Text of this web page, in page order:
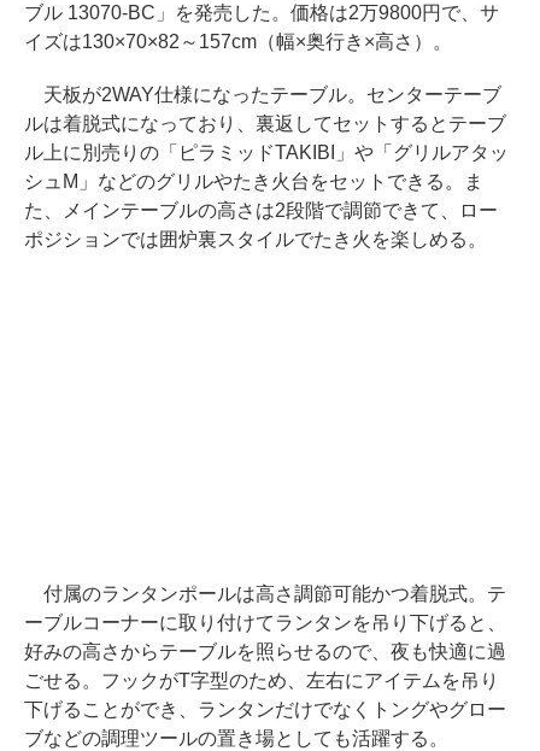
ブル 13070-BC」を発売した。価格は2万9800円で、サ
イズは130×70×82～157cm（幅×奥行き×高さ）。
天板が2WAY仕様になったテーブル。センターテーブ
ルは着脱式になっており、裏返してセットするとテーブ
ル上に別売りの「ピラミッドTAKIBI」や「グリルアタッ
シュM」などのグリルやたき火台をセットできる。ま
た、メインテーブルの高さは2段階で調節できて、ロー
ポジションでは囲炉裏スタイルでたき火を楽しめる。
付属のランタンポールは高さ調節可能かつ着脱式。テ
ーブルコーナーに取り付けてランタンを吊り下げると、
好みの高さからテーブルを照らせるので、夜も快適に過
ごせる。フックがT字型のため、左右にアイテムを吊り
下げることができ、ランタンだけでなくトングやグロー
ブなどの調理ツールの置き場としても活躍する。